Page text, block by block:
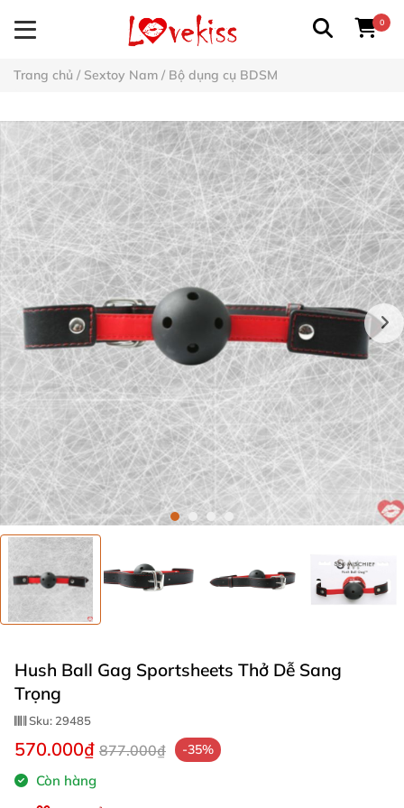
0
Trang chủ / Sextoy Nam / Bộ dụng cụ BDSM
Hush Ball Gag Sportsheets Thở Dễ Sang
Trọng
Sku: 29485
570.000₫ 877.000₫ -35%
Còn hàng